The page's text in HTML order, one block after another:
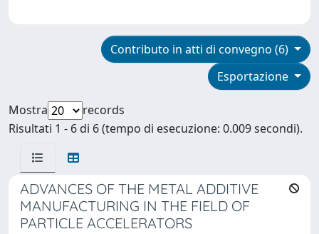
Contributo in atti di convegno (6)
Esportazione
Mostra
records
Risultati 1 - 6 di 6 (tempo di esecuzione: 0.009 secondi).
ADVANCES OF THE METAL ADDITIVE
MANUFACTURING IN THE FIELD OF
PARTICLE ACCELERATORS